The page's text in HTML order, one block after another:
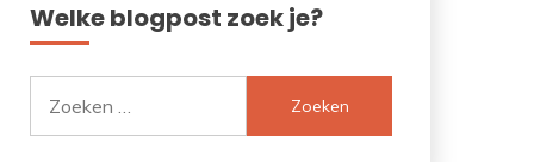
Welke blogpost zoek je?
naar: